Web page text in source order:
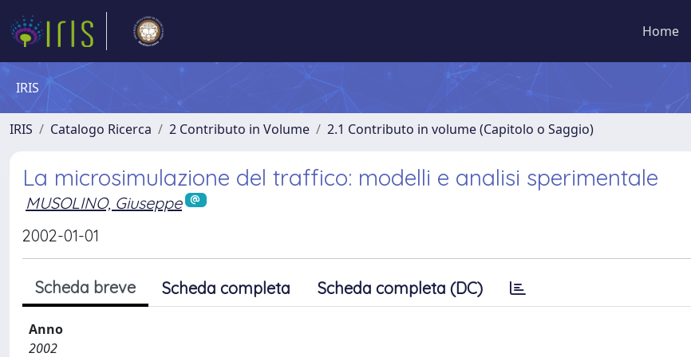
Home
IRIS
IRIS Catalogo Ricerca 2 Contributo in Volume 2.1 Contributo in volume (Capitolo o Saggio)
La microsimulazione del traffico: modelli e analisi sperimentale
MUSOLINO, Giuseppe
2002-01-01
Scheda breve Scheda completa Scheda completa (DC)
Anno
2002